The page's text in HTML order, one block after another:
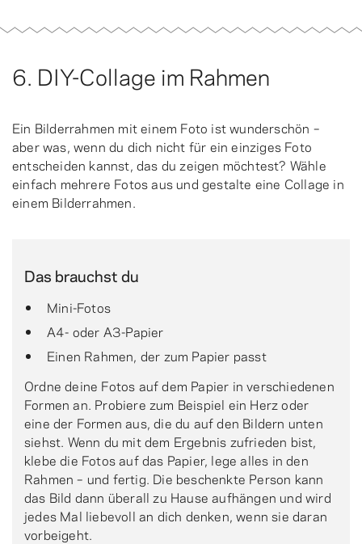
6. DIY-Collage im Rahmen
Ein Bilderrahmen mit einem Foto ist wunderschön –
aber was, wenn du dich nicht für ein einziges Foto
entscheiden kannst, das du zeigen möchtest? Wähle
einfach mehrere Fotos aus und gestalte eine Collage in
einem Bilderrahmen.
Das brauchst du
Mini-Fotos
A4- oder A3-Papier
Einen Rahmen, der zum Papier passt
Ordne deine Fotos auf dem Papier in verschiedenen
Formen an. Probiere zum Beispiel ein Herz oder
eine der Formen aus, die du auf den Bildern unten
siehst. Wenn du mit dem Ergebnis zufrieden bist,
klebe die Fotos auf das Papier, lege alles in den
Rahmen – und fertig. Die beschenkte Person kann
das Bild dann überall zu Hause aufhängen und wird
jedes Mal liebevoll an dich denken, wenn sie daran
vorbeigeht.